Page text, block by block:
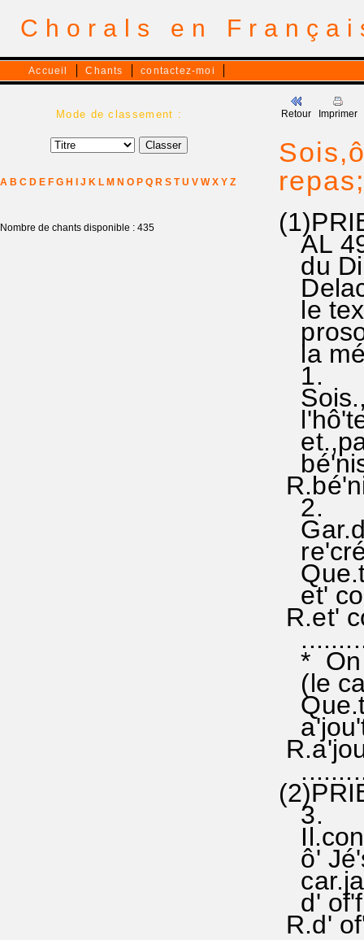
Chorals en
Accueil Chants contactez-moi
Mode de classement :
A B C D E F G H J K L M N O P Q R S T U V W X Y Z
Nombre de chants disponible : 435
Retour Imprimer
AL
du
le
la
1.
2.
et'
R.et'
* On
(le
3.
ô'
d'
R.d'